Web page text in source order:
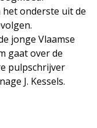
het onderste uit de
jonge Vlaamse
gaat over de
pulpschrijver
J. Kessels.